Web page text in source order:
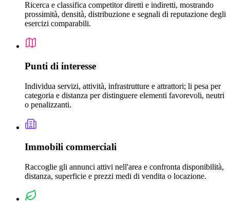
Ricerca e classifica competitor diretti e indiretti, mostrando
prossimità, densità, distribuzione e segnali di reputazione degli
esercizi comparabili.
Punti di interesse
Individua servizi, attività, infrastrutture e attrattori; li pesa per
categoria e distanza per distinguere elementi favorevoli, neutri
o penalizzanti.
Immobili commerciali
Raccoglie gli annunci attivi nell'area e confronta disponibilità,
distanza, superficie e prezzi medi di vendita o locazione.